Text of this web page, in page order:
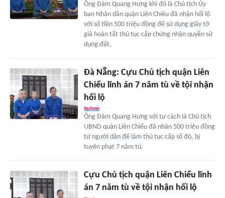
Ông Đàm Quang Hưng khi đó là Chủ tịch Ủy
ban Nhân dân quận Liên Chiểu đã nhận hối lộ
với số tiền 500 triệu đồng để sử dụng giấy tờ
giả hoàn tất thủ tục cấp chứng nhận quyền sử
dụng đất.
Đà Nẵng: Cựu Chủ tịch quận Liên
Chiểu lĩnh án 7 năm tù về tội nhận
hối lộ
Ông Đàm Quang Hưng với tư cách là Chủ tịch
UBND quận Liên Chiểu đã nhận 500 triệu đồng
từ người dân để làm thủ tục cấp sổ đỏ, bị
tuyên phạt 7 năm tù.
Cựu Chủ tịch quận Liên Chiểu lĩnh
án 7 năm tù về tội nhận hối lộ